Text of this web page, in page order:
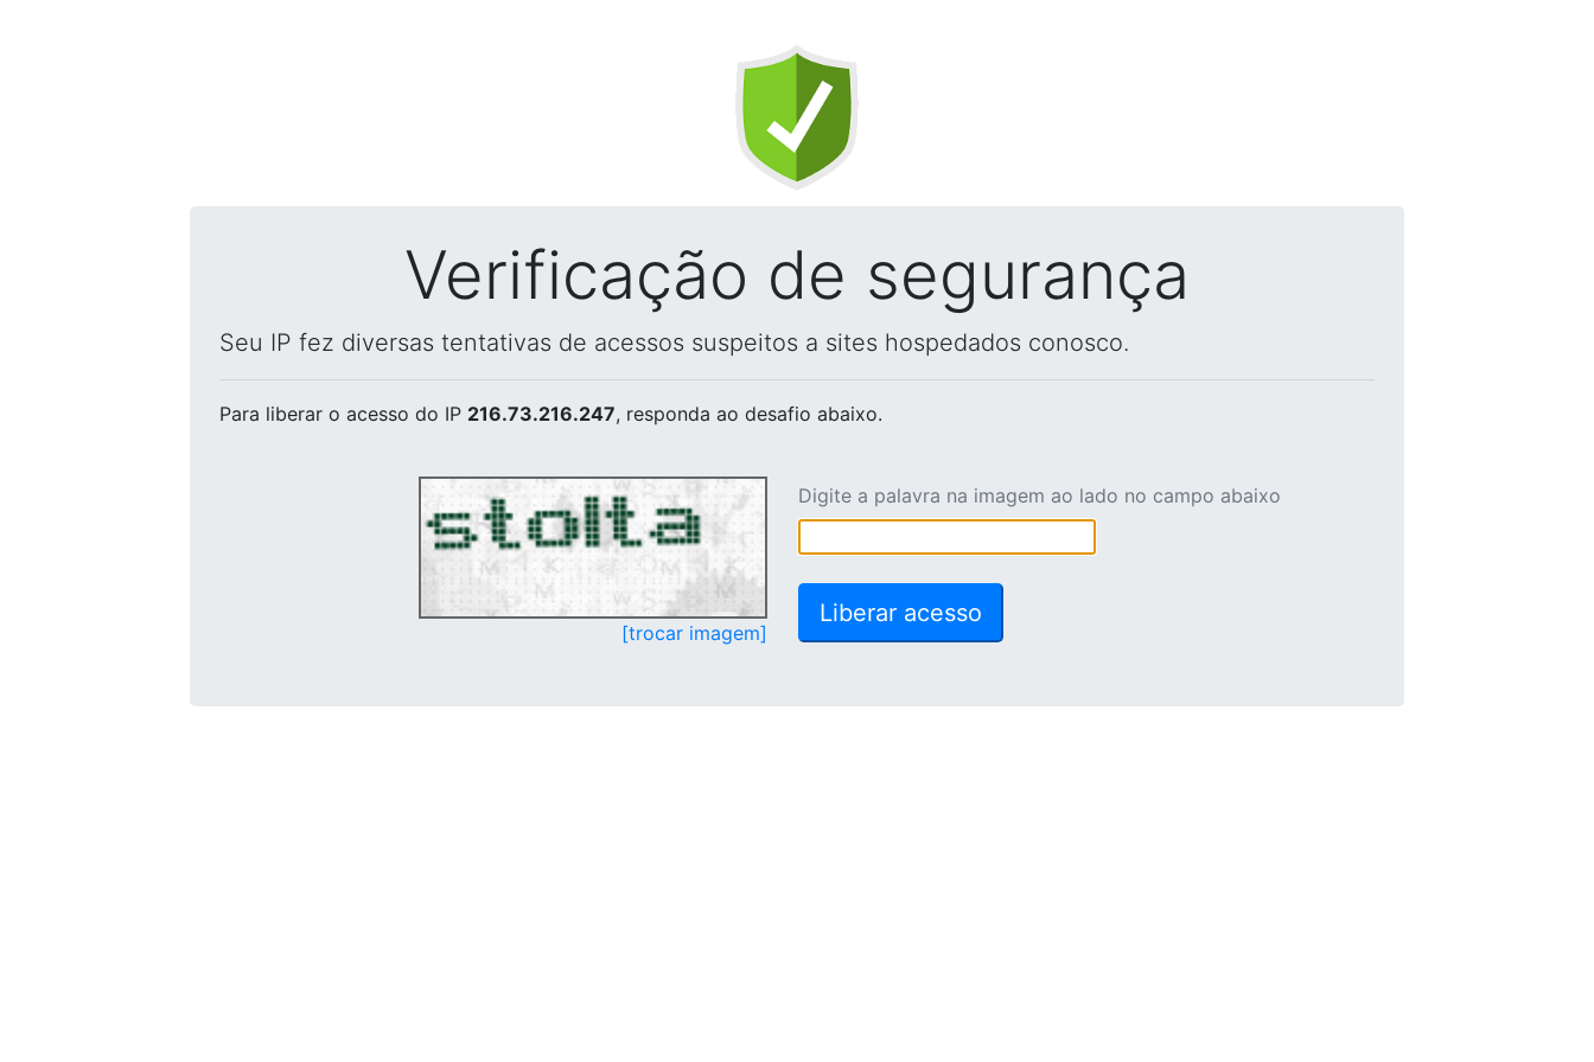
Verificação de segurança
Seu IP fez diversas tentativas de acessos suspeitos a sites hospedados conosco.
Para liberar o acesso do IP 216.73.216.247, responda ao desafio abaixo.
[trocar imagem]
Digite a palavra na imagem ao lado no campo abaixo